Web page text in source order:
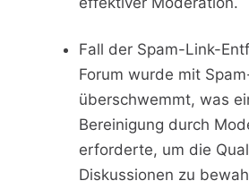
Fall der Spam-Link-
Forum wurde mit
überschwemmt, was
Bereinigung durch
erforderte, um die
Diskussionen zu